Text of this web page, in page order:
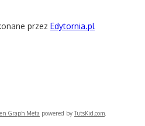
przez Edytornia.pl
Graph Meta powered by TutsKid.com